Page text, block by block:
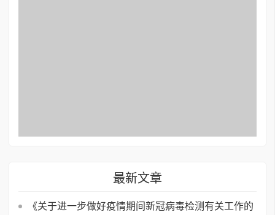
最新文章
《关于进一步做好疫情期间新冠病毒检测有关工作的